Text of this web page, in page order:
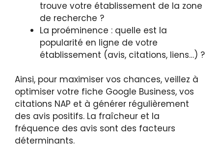
trouve votre établissement de la zone
de recherche ?
La proéminence : quelle est la
popularité en ligne de votre
établissement (avis, citations, liens…) ?
Ainsi, pour maximiser vos chances, veillez à
optimiser votre fiche Google Business, vos
citations NAP et à générer régulièrement
des avis positifs. La fraîcheur et la
fréquence des avis sont des facteurs
déterminants.